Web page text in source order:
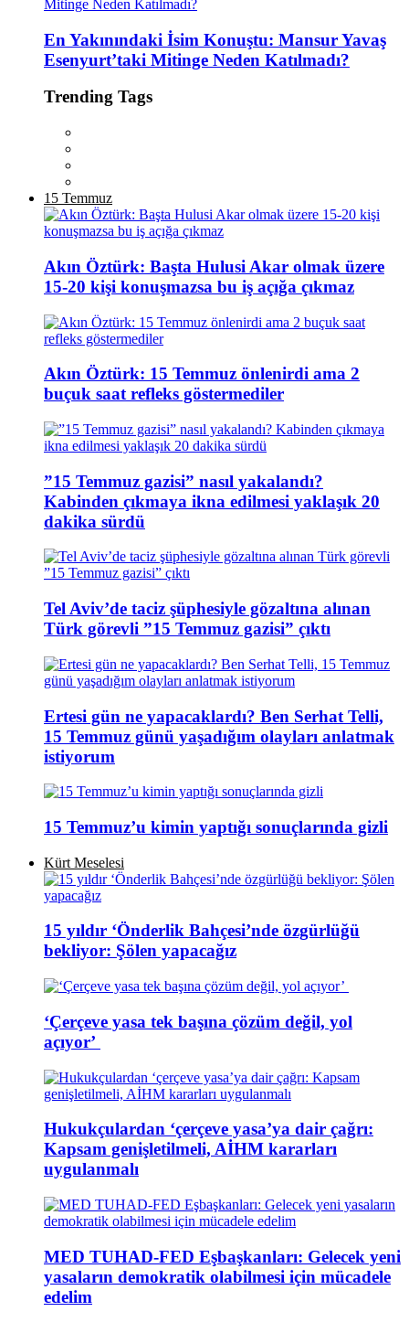
En Yakınındaki İsim Konuştu: Mansur Yavaş
Esenyurt’taki Mitinge Neden Katılmadı?
Trending Tags
15 Temmuz
Akın Öztürk: Başta Hulusi Akar olmak üzere
15-20 kişi konuşmazsa bu iş açığa çıkmaz
Akın Öztürk: 15 Temmuz önlenirdi ama 2
buçuk saat refleks göstermediler
”15 Temmuz gazisi” nasıl yakalandı?
Kabinden çıkmaya ikna edilmesi yaklaşık 20
dakika sürdü
Tel Aviv’de taciz şüphesiyle gözaltına alınan
Türk görevli ”15 Temmuz gazisi” çıktı
Ertesi gün ne yapacaklardı? Ben Serhat Telli,
15 Temmuz günü yaşadığım olayları anlatmak
istiyorum
15 Temmuz’u kimin yaptığı sonuçlarında gizli
Kürt Meselesi
15 yıldır ‘Önderlik Bahçesi’nde özgürlüğü
bekliyor: Şölen yapacağız
‘Çerçeve yasa tek başına çözüm değil, yol
açıyor’
Hukukçulardan ‘çerçeve yasa’ya dair çağrı:
Kapsam genişletilmeli, AİHM kararları
uygulanmalı
MED TUHAD-FED Eşbaşkanları: Gelecek yeni
yasaların demokratik olabilmesi için mücadele
edelim